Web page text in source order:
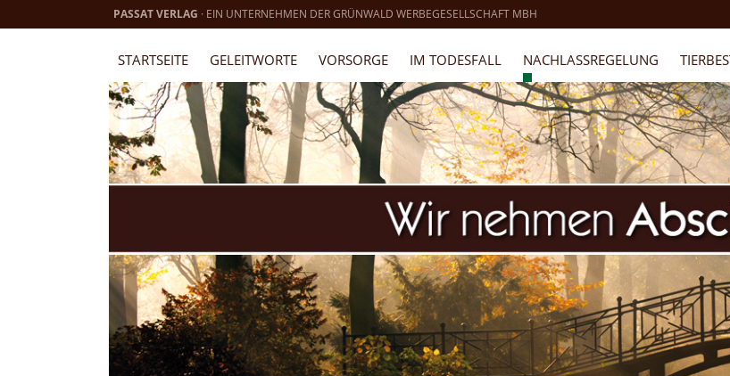
PASSAT VERLAG · EIN UNTERNEHMEN DER GRÜNWALD WERBEGESELLSCHAFT MBH
STARTSEITE GELEITWORTE VORSORGE IM TODESFALL NACHLASSREGELUNG